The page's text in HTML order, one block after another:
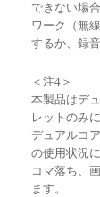
できない場
ワーク（無
するか、録
＜注4＞
本製品はデ
レットのみ
デュアルコ
の使用状況
コマ落ち、
ます。